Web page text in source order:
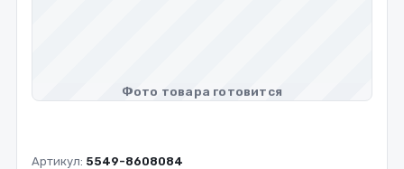
Артикул: 5549-8608084